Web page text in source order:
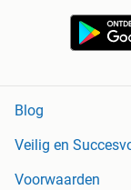
Blog
Veilig en
Voorwaarden